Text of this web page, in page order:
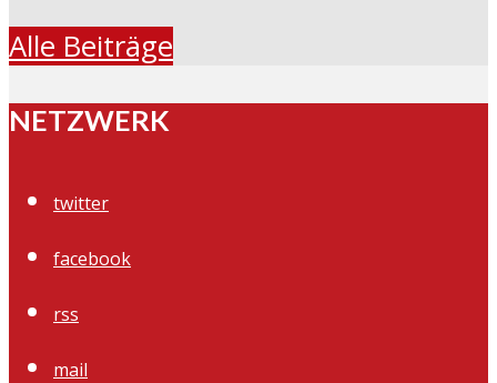
Alle Beiträge
NETZWERK
twitter
facebook
rss
mail